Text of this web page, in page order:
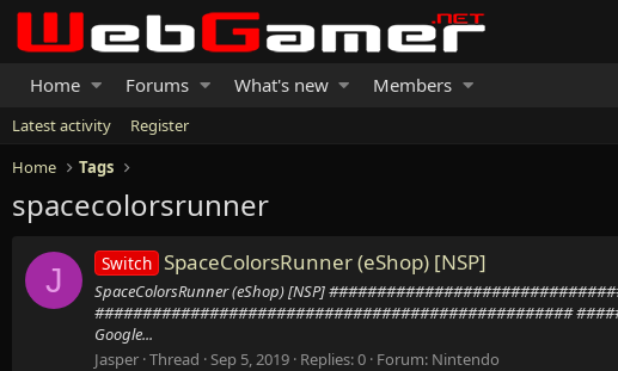
Home Forums What's new Members
Latest activity
Register
Home
Tags
spacecolorsrunner
J Switch SpaceColorsRunner (eShop) [NSP]
SpaceColorsRunner (eShop) [NSP]
##################################################
Google...
Jasper Thread Sep 5, 2019 Replies: 0 Forum: Nintendo